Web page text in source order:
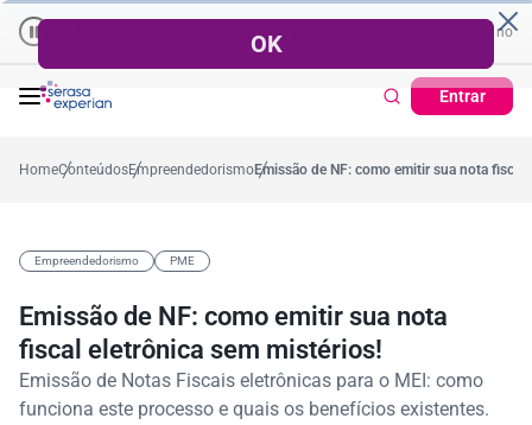
Empresas | Recuperação de Crédito Percentual médio no ano
Entrar
ano Cartão de Crédito |
HomeConteúdosEmpreendedorismoEmissão de NF: como emitir sua nota
Empreendedorismo PME
Emissão de NF: como emitir sua nota
fiscal eletrônica sem mistérios!
Emissão de Notas Fiscais eletrônicas para o MEI: como
funciona este processo e quais os benefícios existentes.